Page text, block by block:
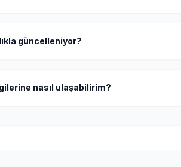
güncelleniyor?
nasıl ulaşabilirim?